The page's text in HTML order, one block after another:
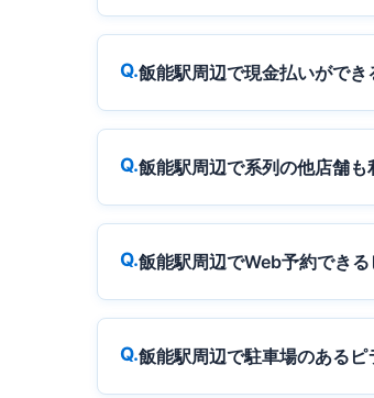
飯能駅周辺で現金払いがで
飯能駅周辺で系列の他店舗
飯能駅周辺でWeb予約でき
飯能駅周辺で駐車場のある